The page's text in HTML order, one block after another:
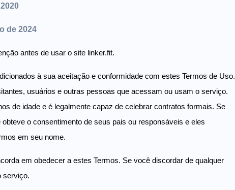
de 2024
antes de usar o site linker.fit.
à sua aceitação e conformidade com estes Termos de Uso.
usuários e outras pessoas que acessam ou usam o serviço.
de idade e é legalmente capaz de celebrar contratos formais. Se
o consentimento de seus pais ou responsáveis ​​e eles
em seu nome.
em obedecer a estes Termos. Se você discordar de qualquer
serviço.